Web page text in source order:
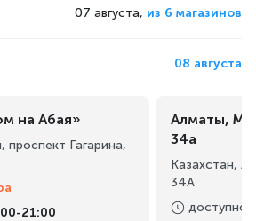
как и сама вытяжка.
07 августа, из 6 магазинов
08 августа
на Абая»
проспект Гагарина,
21:00
Алматы,
34а
Казахстан,
34А
доступно